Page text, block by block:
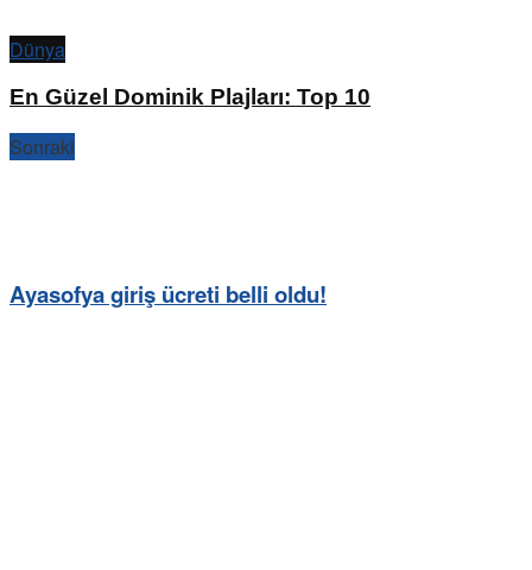
Dünya
En Güzel Dominik Plajları: Top 10
Sonraki
Ayasofya giriş ücreti belli oldu!